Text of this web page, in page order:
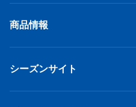
商品情報
シーズンサイト